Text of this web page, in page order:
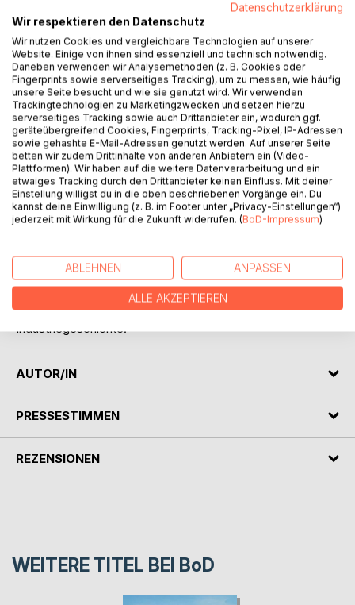
BESCHREIBUNG
Die Wiege des modernen Gewächshausbaus liegt in
Dresden-Niedersedlitz. Hier wurde 1895 von Georg
Höntsch (1872-1945) einer der ersten Großbetriebe zur
Fertigung von Gewächshäusern errichtet. Die Firma
Höntsch & Co. beschäftigte Anfang des 20. Jahrhunderts
bis zu 1.000 Mitarbeiter und hatte wesentlichen Anteil an
der Entwicklung moderner Gewächshäuser.
Die Geschichte des Traditionsunternehmens, das bis heute
als MBM Metallbau GmbH Dresden besteht, wird durch
den langjährigen Betriebsleiter und Gesellschafter Dr. Peter
verschiedenen Gewächshaustypen werden vorgestellt und
die Entwicklungen vom Ende des 19. Jahrhunderts,
beeinflusst durch die politischen Systeme, bis heute
dargestellt - ein bisher unbekanntes Kapitel Dresdner
Industriegeschichte.
AUTOR/IN
PRESSESTIMMEN
REZENSIONEN
WEITERE TITEL BEI BoD
Datenschutzerklärung
Wir respektieren den Datenschutz
Wir nutzen Cookies und vergleichbare Technologien auf unserer
Website. Einige von ihnen sind essenziell und technisch notwendig.
Daneben verwenden wir Analysemethoden (z. B. Cookies oder
Fingerprints sowie serverseitiges Tracking), um zu messen, wie häufig
unsere Seite besucht und wie sie genutzt wird. Wir verwenden
Trackingtechnologien zu Marketingzwecken und setzen hierzu
serverseitiges Tracking sowie auch Drittanbieter ein, wodurch ggf.
geräteübergreifend Cookies, Fingerprints, Tracking-Pixel, IP-Adressen
sowie gehashte E-Mail-Adressen genutzt werden. Auf unserer Seite
betten wir zudem Drittinhalte von anderen Anbietern ein (Video-
Plattformen). Wir haben auf die weitere Datenverarbeitung und ein
etwaiges Tracking durch den Drittanbieter keinen Einfluss. Mit deiner
Einstellung willigst du in die oben beschriebenen Vorgänge ein. Du
kannst deine Einwilligung (z. B. im Footer unter „Privacy-Einstellungen“)
jederzeit mit Wirkung für die Zukunft widerrufen. (BoD-Impressum)
ABLEHNEN ANPASSEN
ALLE AKZEPTIEREN